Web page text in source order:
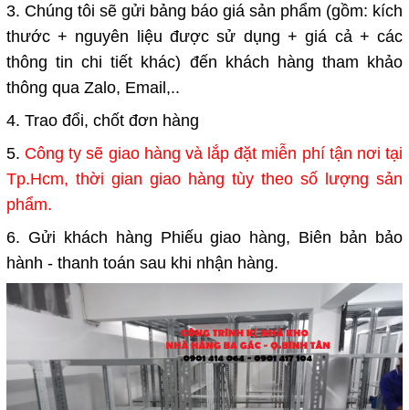
3. Chúng tôi sẽ gửi bảng báo giá sản phẩm (gồm: kích
thước + nguyên liệu được sử dụng + giá cả + các
thông tin chi tiết khác) đến khách hàng tham khảo
thông qua Zalo, Email,..
4. Trao đổi, chốt đơn hàng
5. Công ty sẽ giao hàng và lắp đặt miễn phí tận nơi tại
Tp.Hcm, thời gian giao hàng tùy theo số lượng sản
phẩm.
6. Gửi khách hàng Phiếu giao hàng, Biên bản bảo
hành - thanh toán sau khi nhận hàng.